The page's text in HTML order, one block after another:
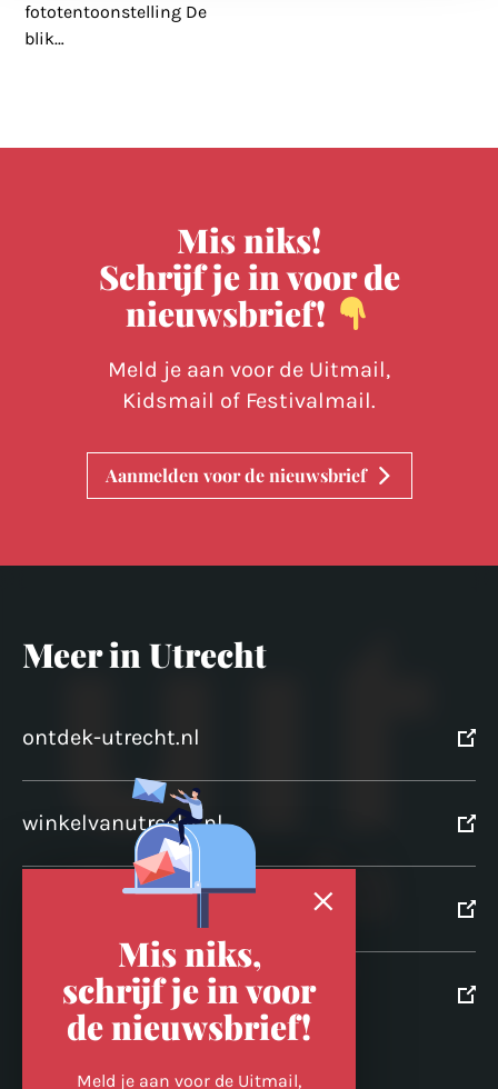
fototentoonstelling De
blik…
Mis niks!
Schrijf je in voor de
nieuwsbrief!
Meld je aan voor de Uitmail,
Kidsmail of Festivalmail.
Aanmelden voor de nieuwsbrief
Meer in Utrecht
ontdek-utrecht.nl
winkelvanutrecht.nl
utrechtpartners.nl
Volg ons op
Mis niks,
schrijf je in voor
de nieuwsbrief!
Meld je aan voor de Uitmail,